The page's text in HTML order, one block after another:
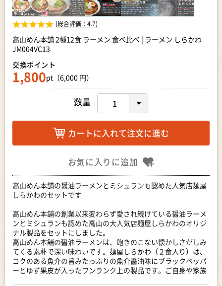
(総合評価： 4.7)
高山めん本舗 2種12食 ラーメン 食べ比べ | ラーメン しらかわ
JM004VC13
交換ポイント
1,800pt（6,000 円）
数量
カートに入れて注文に進む
お気に入りに追加
高山めん本舗の醤油ラーメンとミシュランも認めた人気店麺屋
しらかわのセットです
高山めん本舗の創業以来変わらず愛され続けている醤油ラーメ
ンとミシュランも認めた高山の大人気店麺屋しらかわのオリジ
ナル製品をセットにしました。
高山めん本舗の醤油ラーメンは、飽きのこない懐かしさがしみ
てくる素朴で深い味わいです。麺屋しらかわ（２食入り）は、
コクのある魚介の旨みたっぷりの魚介醤油味にブラックペッパ
ーとゆず果皮が入ったワンランク上の製品です。ご自身や家族